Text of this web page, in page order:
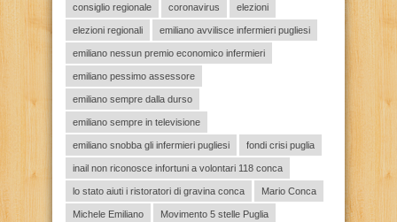
consiglio regionale coronavirus elezioni
elezioni regionali emiliano avvilisce infermieri pugliesi
emiliano nessun premio economico infermieri
emiliano pessimo assessore
emiliano sempre dalla durso
emiliano sempre in televisione
emiliano snobba gli infermieri pugliesi fondi crisi puglia
inail non riconosce infortuni a volontari 118 conca
lo stato aiuti i ristoratori di gravina conca Mario Conca
Michele Emiliano Movimento 5 stelle Puglia